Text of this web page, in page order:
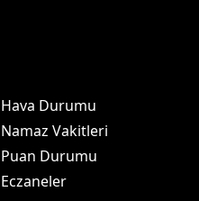
Hava Durumu
Namaz Vakitleri
Puan Durumu
Eczaneler